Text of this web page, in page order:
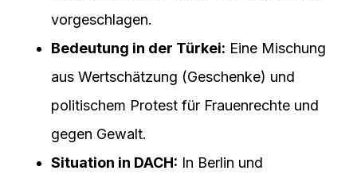
vorgeschlagen.
Bedeutung in der Türkei: Eine Mischung
aus Wertschätzung (Geschenke) und
politischem Protest für Frauenrechte und
gegen Gewalt.
Situation in DACH: In Berlin und